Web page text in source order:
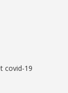
covid-19